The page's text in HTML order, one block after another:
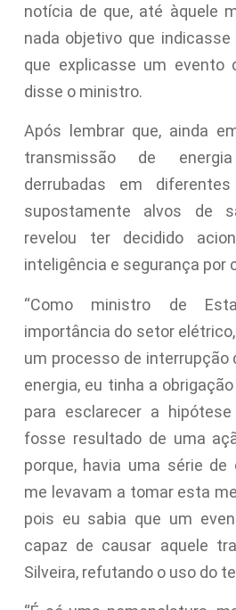
notícia de que, até àquele
nada objetivo que
que explicasse um evento
disse o ministro.
Após lembrar que, ainda
transmissão de
derrubadas em
supostamente alvos de
revelou ter decidido
inteligência e segurança por
“Como ministro de
importância do setor
um processo de interrupção
energia, eu tinha a
para esclarecer a
fosse resultado de uma
porque, havia uma série de
me levavam a tomar esta
pois eu sabia que um
capaz de causar aquele
Silveira, refutando o uso do